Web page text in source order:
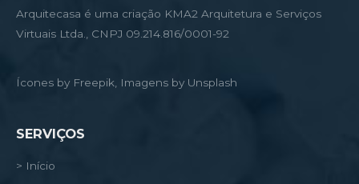
Arquitecasa é uma criação KMA2 Arquitetura e Serviços
Virtuais Ltda., CNPJ 09.214.816/0001-92
Ícones by Freepik, Imagens by Unsplash
SERVIÇOS
> Início